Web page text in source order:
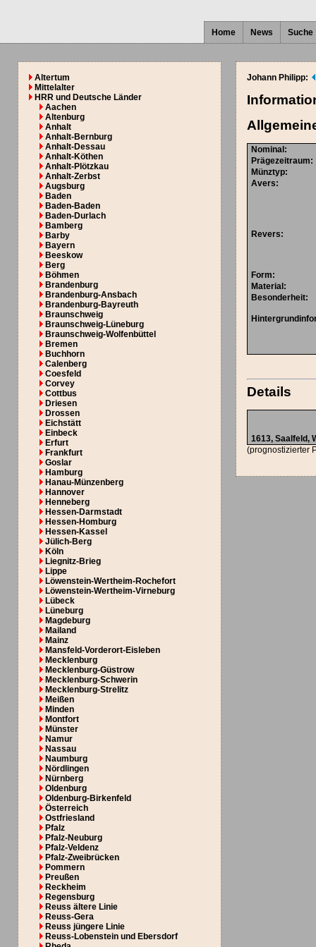
Home News Suche
Altertum
Mittelalter
HRR und Deutsche Länder
Aachen
Altenburg
Anhalt
Anhalt-Bernburg
Anhalt-Dessau
Anhalt-Köthen
Anhalt-Plötzkau
Anhalt-Zerbst
Augsburg
Baden
Baden-Baden
Baden-Durlach
Bamberg
Barby
Bayern
Beeskow
Berg
Böhmen
Brandenburg
Brandenburg-Ansbach
Brandenburg-Bayreuth
Braunschweig
Braunschweig-Lüneburg
Braunschweig-Wolfenbüttel
Bremen
Buchhorn
Calenberg
Coesfeld
Corvey
Cottbus
Driesen
Drossen
Eichstätt
Einbeck
Erfurt
Frankfurt
Goslar
Hamburg
Hanau-Münzenberg
Hannover
Henneberg
Hessen-Darmstadt
Hessen-Homburg
Hessen-Kassel
Jülich-Berg
Köln
Liegnitz-Brieg
Lippe
Löwenstein-Wertheim-Rochefort
Löwenstein-Wertheim-Virneburg
Lübeck
Lüneburg
Magdeburg
Mailand
Mainz
Mansfeld-Vorderort-Eisleben
Mecklenburg
Mecklenburg-Güstrow
Mecklenburg-Schwerin
Mecklenburg-Strelitz
Meißen
Minden
Montfort
Münster
Namur
Nassau
Naumburg
Nördlingen
Nürnberg
Oldenburg
Oldenburg-Birkenfeld
Österreich
Ostfriesland
Pfalz
Pfalz-Neuburg
Pfalz-Veldenz
Pfalz-Zweibrücken
Pommern
Preußen
Reckheim
Regensburg
Reuss ältere Linie
Reuss-Gera
Reuss jüngere Linie
Reuss-Lobenstein und Ebersdorf
Johann Philipp:
Nominal :
Prägezeitraum:
Münztyp:
Avers:
Revers:
Form:
Material :
Besonderheit:
Details
1613, Saalfeld,
(prognostizierter